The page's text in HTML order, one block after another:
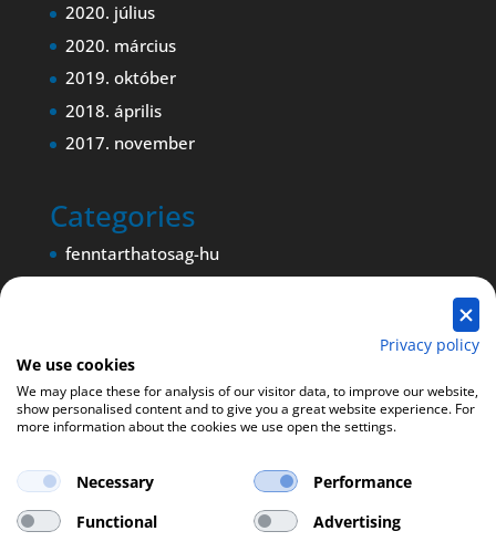
2020. július
2020. március
2019. október
2018. április
2017. november
Categories
fenntarthatosag-hu
Privacy policy
We use cookies
We may place these for analysis of our visitor data, to improve our website,
show personalised content and to give you a great website experience. For
more information about the cookies we use open the settings.
Necessary
Performance
Functional
Advertising